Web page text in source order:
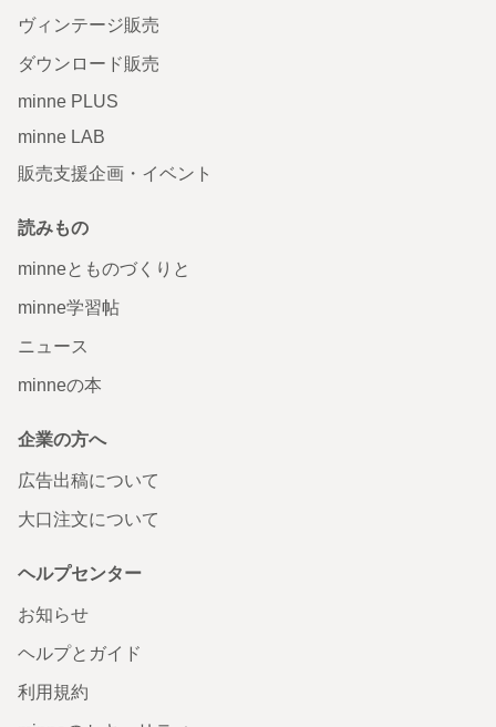
ヴィンテージ販売
ダウンロード販売
minne PLUS
minne LAB
販売支援企画・イベント
読みもの
minneとものづくりと
minne学習帖
ニュース
minneの本
企業の方へ
広告出稿について
大口注文について
ヘルプセンター
お知らせ
ヘルプとガイド
利用規約